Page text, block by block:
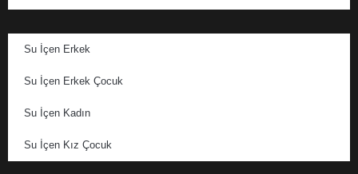
Su İçen Erkek
Su İçen Erkek Çocuk
Su İçen Kadın
Su İçen Kız Çocuk